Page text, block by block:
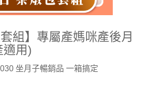
套組】專屬產媽咪產後月
適用)
坐月子暢銷品 一箱搞定